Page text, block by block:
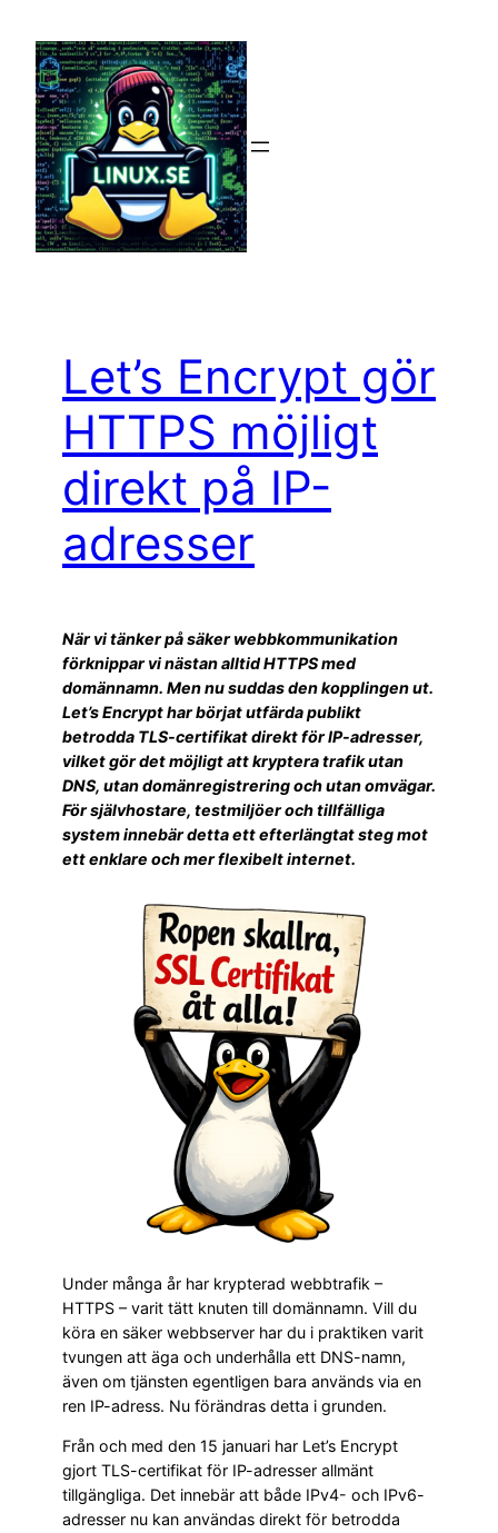
innehåll
Let’s Encrypt gör
HTTPS möjligt
direkt på IP-
adresser
När vi tänker på säker webbkommunikation
förknippar vi nästan alltid HTTPS med
domännamn. Men nu suddas den kopplingen ut.
Let’s Encrypt har börjat utfärda publikt
betrodda TLS-certifikat direkt för IP-adresser,
vilket gör det möjligt att kryptera trafik utan
DNS, utan domänregistrering och utan omvägar.
För självhostare, testmiljöer och tillfälliga
system innebär detta ett efterlängtat steg mot
ett enklare och mer flexibelt internet.
Under många år har krypterad webbtrafik –
HTTPS – varit tätt knuten till domännamn. Vill du
köra en säker webbserver har du i praktiken varit
tvungen att äga och underhålla ett DNS-namn,
även om tjänsten egentligen bara används via en
ren IP-adress. Nu förändras detta i grunden.
Från och med den 15 januari har Let’s Encrypt
gjort TLS-certifikat för IP-adresser allmänt
tillgängliga. Det innebär att både IPv4- och IPv6-
adresser nu kan användas direkt för betrodda